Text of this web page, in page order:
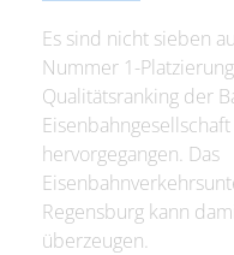
Es sind nicht sieben
Nummer 1-
Qualitätsranking der
hervorgegangen. Das
Regensburg kann
überzeugen.